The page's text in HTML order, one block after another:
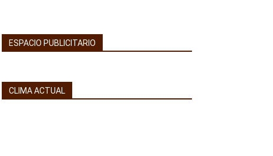
ESPACIO PUBLICITARIO
CLIMA ACTUAL